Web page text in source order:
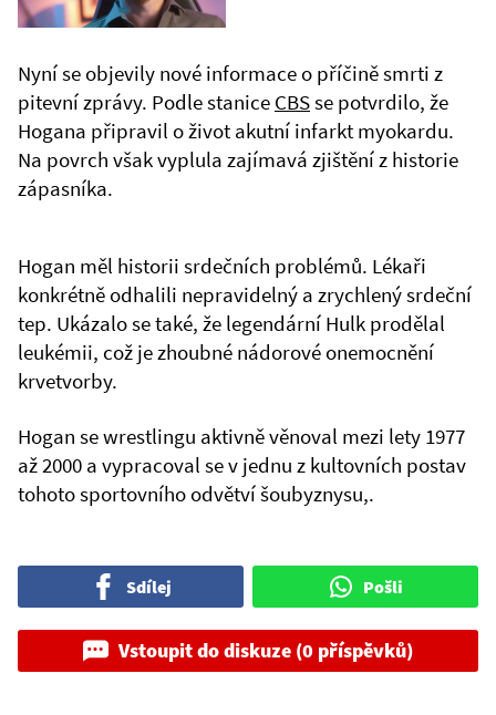
Nyní se objevily nové informace o příčině smrti z
pitevní zprávy. Podle stanice CBSse potvrdilo, že
Hogana připravil o život akutní infarkt myokardu.
Na povrch však vyplula zajímavá zjištění z historie
zápasníka.
Hogan měl historii srdečních problémů. Lékaři
konkrétně odhalili nepravidelný a zrychlený srdeční
tep. Ukázalo se také, že legendární Hulk prodělal
leukémii, což je zhoubné nádorové onemocnění
krvetvorby.
Hogan se wrestlingu aktivně věnoval mezi lety 1977
až 2000 a vypracoval se v jednu z kultovních postav
tohoto sportovního odvětví šoubyznysu,.
Sdílej Pošli
Vstoupit do diskuze (0 příspěvků)